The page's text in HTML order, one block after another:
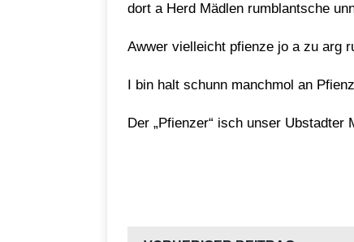
dort a Herd Mädlen rumblantsche
Awwer vielleicht pfienze jo a zu arg
I bin halt schunn manchmol an
Der „Pfienzer“ isch unser